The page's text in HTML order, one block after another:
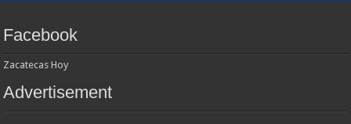
Facebook
Zacatecas Hoy
Advertisement